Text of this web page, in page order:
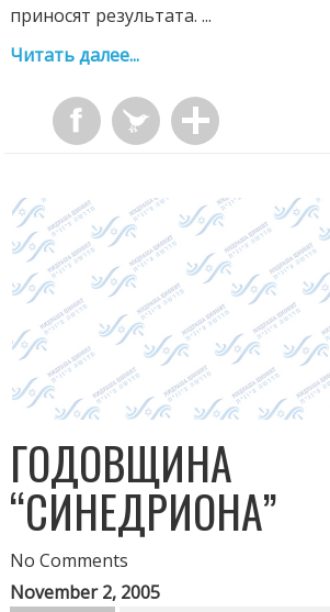
приносят результата. ...
Читать далее...
ГОДОВЩИНА
“СИНЕДРИОНА”
No Comments
November 2, 2005